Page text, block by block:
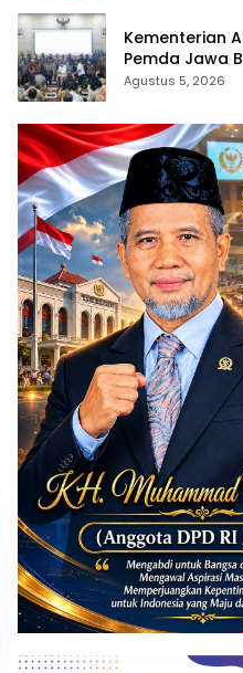
Kementerian
Pemda Jawa
Kerja Sama
Penguatan
Agustus 5, 2026